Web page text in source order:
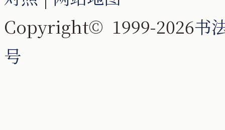
Copyright© 1999-2026书
号